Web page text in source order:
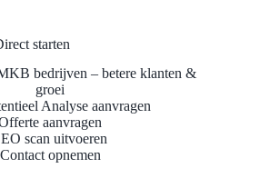
starten
bedrijven – betere klanten &
groei
Analyse aanvragen
aanvragen
scan uitvoeren
Contact opnemen